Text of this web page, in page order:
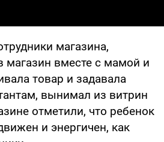
магазина,
магазин вместе с мамой и
товар и задавала
вынимал из витрин
отметили, что ребенок
и энергичен, как